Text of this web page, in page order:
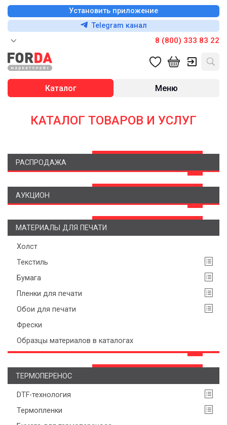
Установить приложение
Telegram канал
8 (800) 333 83 22
Каталог Меню
КАТАЛОГ ТОВАРОВ И УСЛУГ
РАСПРОДАЖА
АУКЦИОН
МАТЕРИАЛЫ ДЛЯ ПЕЧАТИ
Холст
Текстиль
Бумага
Пленки для печати
Обои для печати
Фрески
Образцы материалов в каталогах
ТЕРМОПЕРЕНОС
DTF-технология
Термопленки